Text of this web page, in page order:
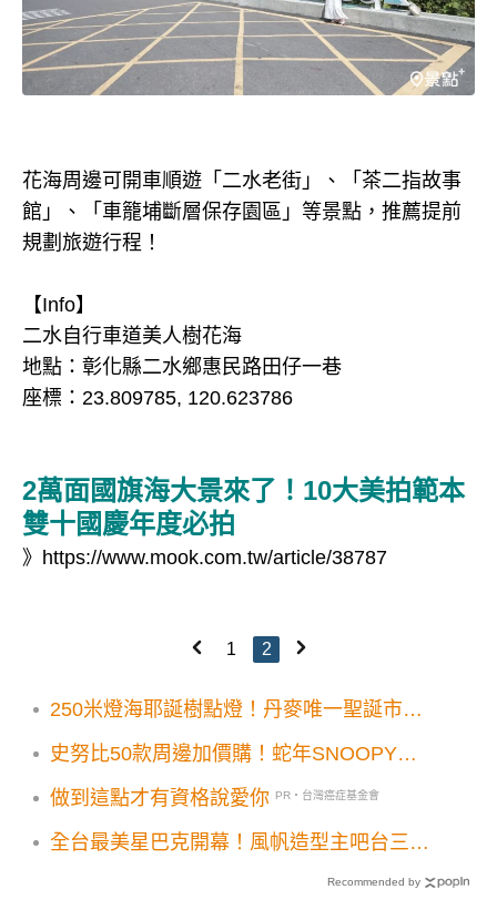
花海周邊可開車順遊「二水老街」、「茶二指故事
館」、「車籠埔斷層保存園區」等景點，推薦提前
規劃旅遊行程！
【Info】
二水自行車道美人樹花海
地點：彰化縣二水鄉惠民路田仔一巷
座標：23.809785, 120.623786
2萬面國旗海大景來了！10大美拍範本
雙十國慶年度必拍
》 https://www.mook.com.tw/article/38787
1 2
250米燈海耶誕樹點燈！丹麥唯一聖誕市集
史努比50款周邊加價購！蛇年SNOOPY彎
做到這點才有資格說愛你 PR・台灣癌症基金會
全台最美星巴克開幕！風帆造型主吧台三面
Recommended by